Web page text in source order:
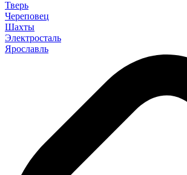
Тверь
Череповец
Шахты
Электросталь
Ярославль